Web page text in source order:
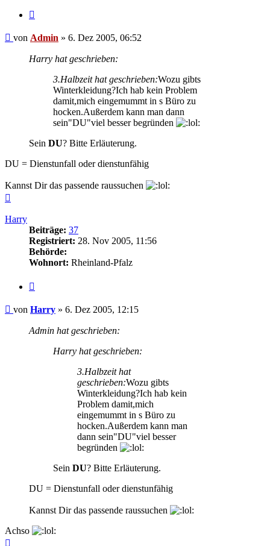
Beitrag
von Admin » 6. Dez 2005, 06:52
Harry hat geschrieben:
3.Halbzeit hat geschrieben:Wozu gibts
Winterkleidung?Ich hab kein Problem
damit,mich eingemummt in s Büro zu
hocken.Außerdem kann man dann
sein"DU"viel besser begründen
Sein DU? Bitte Erläuterung.
DU = Dienstunfall oder dienstunfähig
Kannst Dir das passende raussuchen
Harry
Beiträge: 37
Registriert: 28. Nov 2005, 11:56
Behörde:
Wohnort: Rheinland-Pfalz
Beitrag
von Harry » 6. Dez 2005, 12:15
Admin hat geschrieben:
Harry hat geschrieben:
3.Halbzeit hat
geschrieben:Wozu gibts
Winterkleidung?Ich hab kein
Problem damit,mich
eingemummt in s Büro zu
hocken.Außerdem kann man
dann sein"DU"viel besser
begründen
Sein DU? Bitte Erläuterung.
DU = Dienstunfall oder dienstunfähig
Kannst Dir das passende raussuchen
Achso